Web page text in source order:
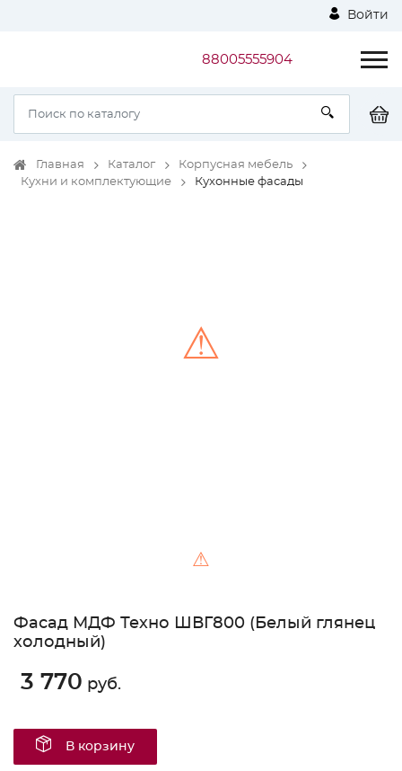
Войти
88005555904
Главная Каталог
Корпусная мебель
Кухни и комплектующие
Кухонные фасады
⚠
⚠
Фасад МДФ Техно ШВГ800 (Белый глянец
холодный)
3 770 руб.
В корзину